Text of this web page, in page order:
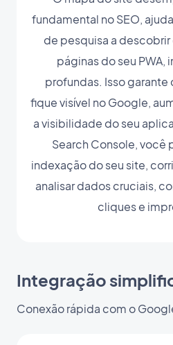
fundamental no SEO,
de pesquisa a descobrir
páginas do seu PWA,
profundas. Isso
fique visível no Google,
a visibilidade do seu
Search Console, você
indexação do seu site,
analisar dados cruciais,
cliques e
Integração
Conexão rápida com o